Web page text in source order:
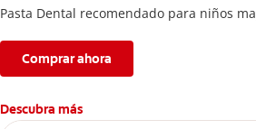
Pasta Dental recomendado para niños
Comprar ahora
Descubra más